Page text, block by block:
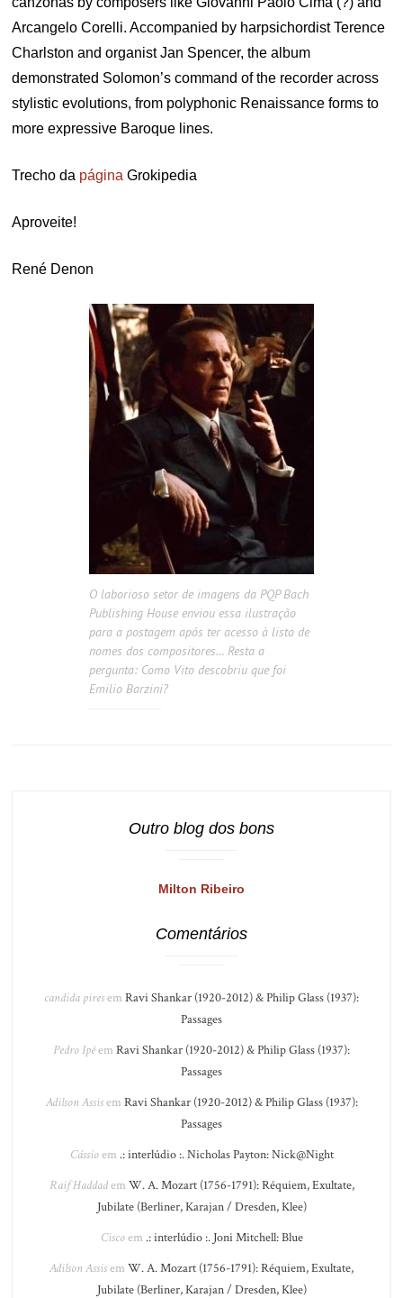
Arcangelo Corelli. Accompanied by harpsichordist Terence
Charlston and organist Jan Spencer, the album
demonstrated Solomon’s command of the recorder across
stylistic evolutions, from polyphonic Renaissance forms to
more expressive Baroque lines.
Trecho da página Grokipedia
Aproveite!
René Denon
O laborioso setor de imagens da PQP Bach
Publishing House enviou essa ilustração
para a postagem após ter acesso à lista de
nomes dos compositores… Resta a
pergunta: Como Vito descobriu que foi
Emilio Barzini?
Outro blog dos bons
Milton Ribeiro
Comentários
candida piresem Ravi Shankar (1920-2012) & Philip Glass (1937):
Passages
Pedro Ipêem Ravi Shankar (1920-2012) & Philip Glass (1937):
Passages
Adilson Assisem Ravi Shankar (1920-2012) & Philip Glass (1937):
Passages
Cássioem .: interlúdio :. Nicholas Payton: Nick@Night
Raif Haddadem W. A. Mozart (1756-1791): Réquiem, Exultate,
Jubilate (Berliner, Karajan / Dresden, Klee)
Ciscoem .: interlúdio :. Joni Mitchell: Blue
Adilson Assisem W. A. Mozart (1756-1791): Réquiem, Exultate,
Jubilate (Berliner, Karajan / Dresden, Klee)